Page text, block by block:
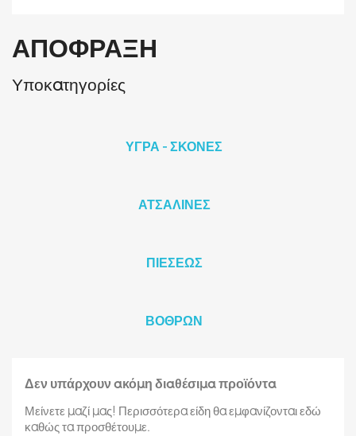
ΑΠΟΦΡΑΞΗ
Υποκατηγορίες
ΥΓΡΑ - ΣΚΟΝΕΣ
ΑΤΣΑΛΙΝΕΣ
ΠΙΕΣΕΩΣ
ΒΟΘΡΩΝ
Δεν υπάρχουν ακόμη διαθέσιμα προϊόντα
Μείνετε μαζί μας! Περισσότερα είδη θα εμφανίζονται εδώ
καθώς τα προσθέτουμε.